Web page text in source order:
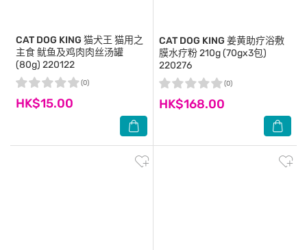
CAT DOG KING 猫犬王 猫用之
主食 鱿鱼及鸡肉肉丝汤罐
(80g) 220122
HK$15.00
(0)
CAT DOG KING 姜黄助疗浴敷
膜水疗粉 210g (70gx3包)
220276
HK$168.00
(0)